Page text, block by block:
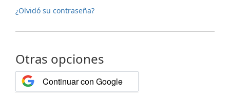
¿Olvidó su contraseña?
Otras opciones
Continuar con Google